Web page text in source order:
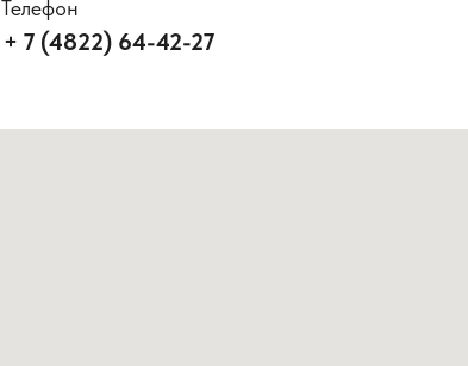
Телефон
+ 7 (4822) 64-42-27